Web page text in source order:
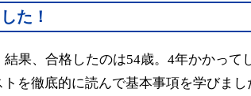
た！
果、合格したのは54歳。4年かかっ
を徹底的に読んで基本事項を学びま